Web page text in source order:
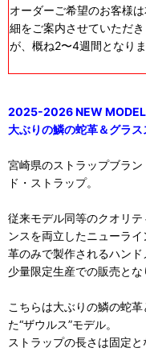
オーダーご希望のお客様
細をご案内させていただ
が、概ね2〜4週間となりま
2025-2026 NEW MODEL
大ぶりの鱗の蛇革＆グラ
宮崎県のストラップブラン
ド・ストラップ。
従来モデル同等のクオリ
ンスを両立したニューラ
革のみで製作されるハンド
少量限定生産での販売とな
こちらは大ぶりの鱗の蛇
た“ザウルス”モデル。
ストラップの長さは固定